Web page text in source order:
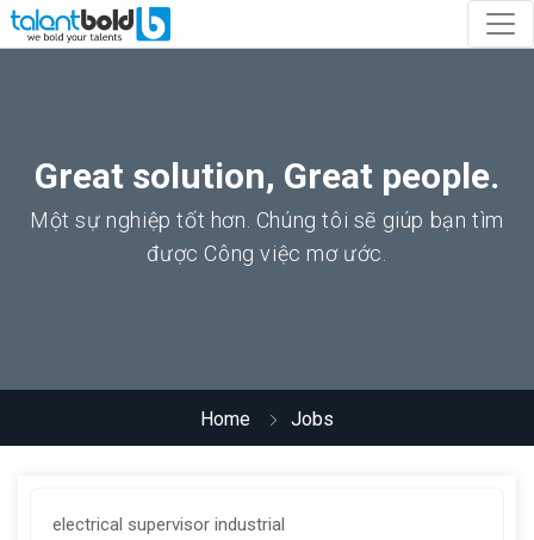
Great solution, Great people.
Một sự nghiệp tốt hơn. Chúng tôi sẽ giúp bạn tìm
được Công việc mơ ước.
Home Jobs